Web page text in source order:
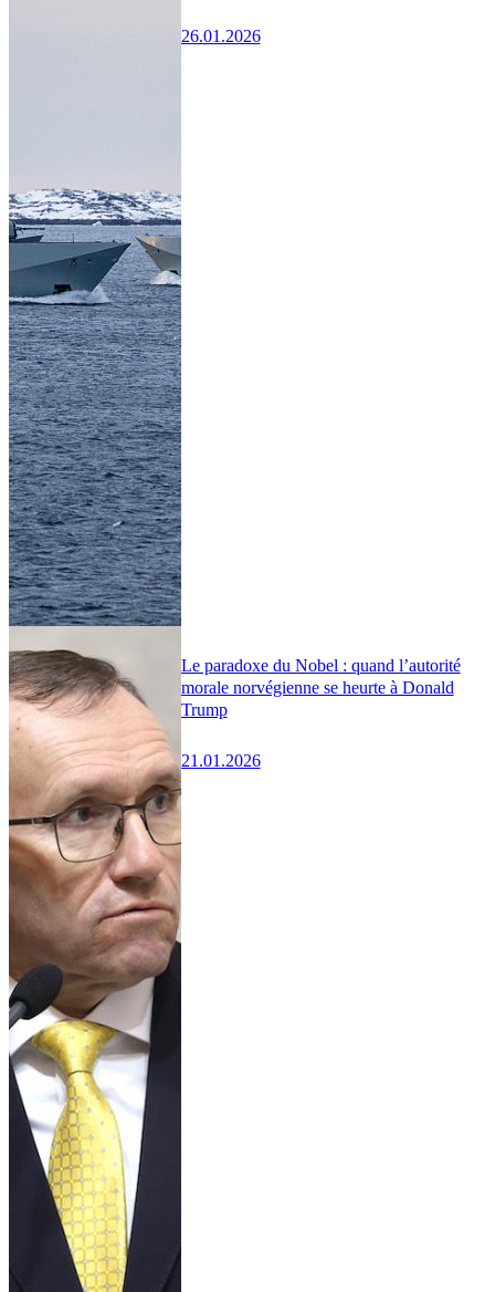
26.01.2026
Le paradoxe du Nobel : quand l’autorité
morale norvégienne se heurte à Donald
Trump
21.01.2026